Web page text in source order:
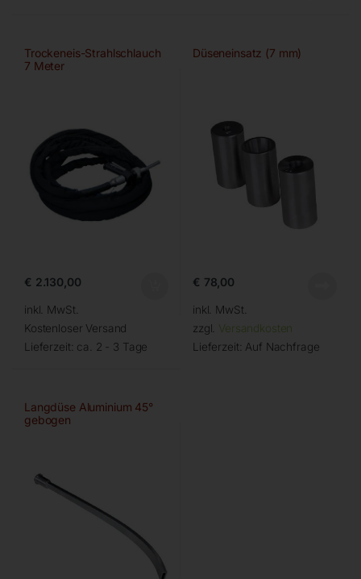
Trockeneis-Strahlschlauch
7 Meter
€ 2.130,00
inkl. MwSt.
Kostenloser Versand
Lieferzeit: ca. 2 - 3 Tage
Düseneinsatz (7 mm)
€ 78,00
inkl. MwSt.
zzgl. Versandkosten
Lieferzeit: Auf Nachfrage
Langdüse Aluminium 45°
gebogen